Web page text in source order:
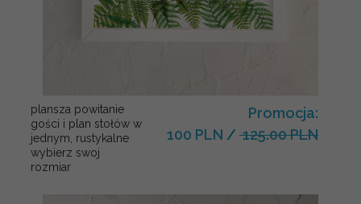
plansza powitanie
gości i plan stołów w
jednym, rustykalne
wybierz swoj
rozmiar
Promocja:
100 PLN / 125.00 PLN